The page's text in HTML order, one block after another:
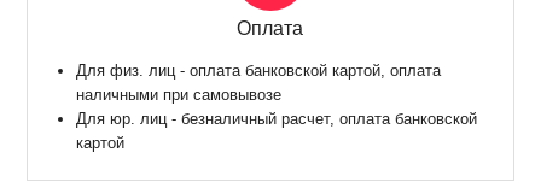
Оплата
Для физ. лиц - оплата банковской картой, оплата
наличными при самовывозе
Для юр. лиц - безналичный расчет, оплата банковской
картой